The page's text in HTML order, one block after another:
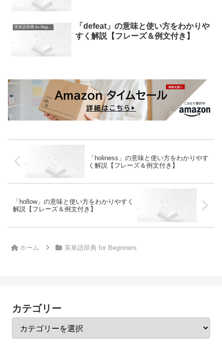
英単語辞典 for Beginners
「defeat」の意味と使い方をわかりや
すく解説【フレーズ＆例文付き】
「holiness」の意味と使い方をわかりやす
く解説【フレーズ＆例文付き】
「hollow」の意味と使い方をわかりやすく
解説【フレーズ＆例文付き】
ホーム 英単語辞典 for Beginners
カテゴリー